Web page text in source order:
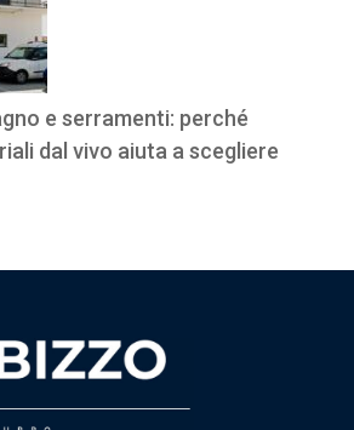
e serramenti: perché
dal vivo aiuta a scegliere